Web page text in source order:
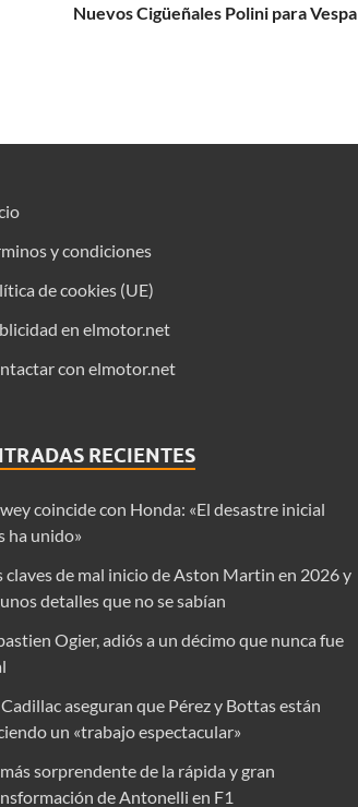
Nuevos Cigüeñales Polini para Vespa
y condiciones
de cookies (UE)
en elmotor.net
con elmotor.net
RECIENTES
coincide con Honda: «El desastre inicial
ha unido»
claves de mal inicio de Aston Martin en 2026 y
detalles que no se sabían
Ogier, adiós a un décimo que nunca fue
aseguran que Pérez y Bottas están
un «trabajo espectacular»
sorprendente de la rápida y gran
de Antonelli en F1